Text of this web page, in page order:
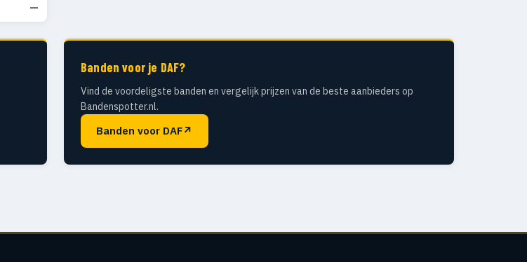
—
Banden voor je DAF?
Vind de voordeligste banden en vergelijk prijzen van de beste aanbieders op
Bandenspotter.nl.
Banden voor DAF↗